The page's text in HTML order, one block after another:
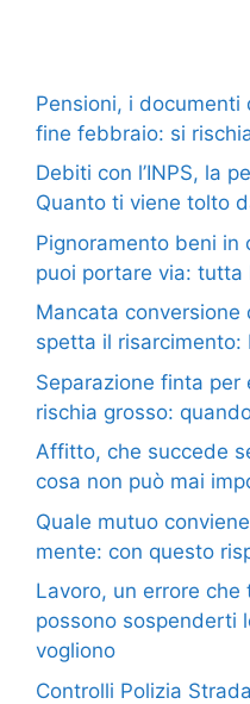
Pensioni, i documenti
fine febbraio: si
Debiti con l’INPS, la
Quanto ti viene tolto
Pignoramento beni in
puoi portare via: tutta
Mancata
spetta il
Separazione finta per
rischia grosso:
Affitto, che succede
cosa non può mai
Quale mutuo
mente: con questo
Lavoro, un errore
possono sospenderti
vogliono
Controlli Polizia